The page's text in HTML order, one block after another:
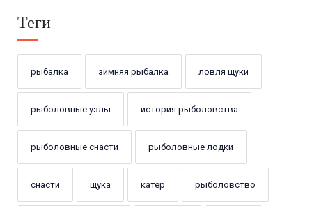
Теги
рыбалка зимняя рыбалка ловля щуки
рыболовные узлы история рыболовства
рыболовные снасти рыболовные лодки
снасти щука катер рыболовство